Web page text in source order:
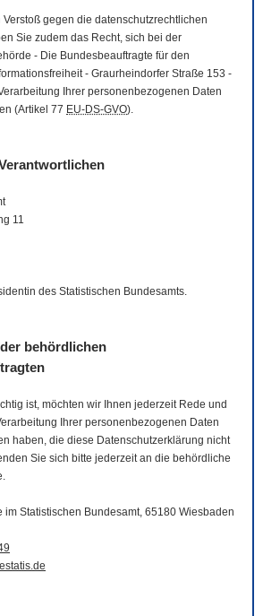
Verstoß gegen die datenschutzrechtlichen
Sie zudem das Recht, sich bei der
- Die Bundesbeauftragte für den
- Graurheindorfer Straße 153 -
Ihrer personenbezogenen Daten
(Artikel 77 EU-DS-GVO).
11
des Statistischen Bundesamts.
behördlichen
ist, möchten wir Ihnen jederzeit Rede und
Ihrer personenbezogenen Daten
haben, die diese Datenschutzerklärung nicht
Sie sich bitte jederzeit an die behördliche
im Statistischen Bundesamt, 65180 Wiesbaden